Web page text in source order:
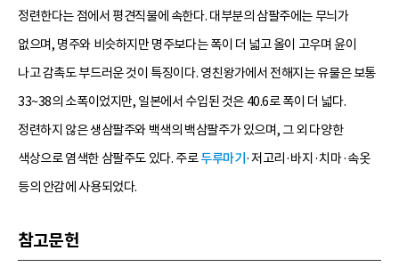
정련한다는 점에서 평견직물에 속한다. 대부분의 삼팔주에는 무늬가
없으며, 명주와 비슷하지만 명주보다는 폭이 더 넓고 올이 고우며 윤이
나고 감촉도 부드러운 것이 특징이다. 영친왕가에서 전해지는 유물은 보통
33~38의 소폭이었지만, 일본에서 수입된 것은 40.6로 폭이 더 넓다.
정련하지 않은 생삼팔주와 백색의 백삼팔주가 있으며, 그 외 다양한
색상으로 염색한 삼팔주도 있다. 주로두루마기 ·저고리·바지·치마·속옷
등의 안감에 사용되었다.
참고문헌